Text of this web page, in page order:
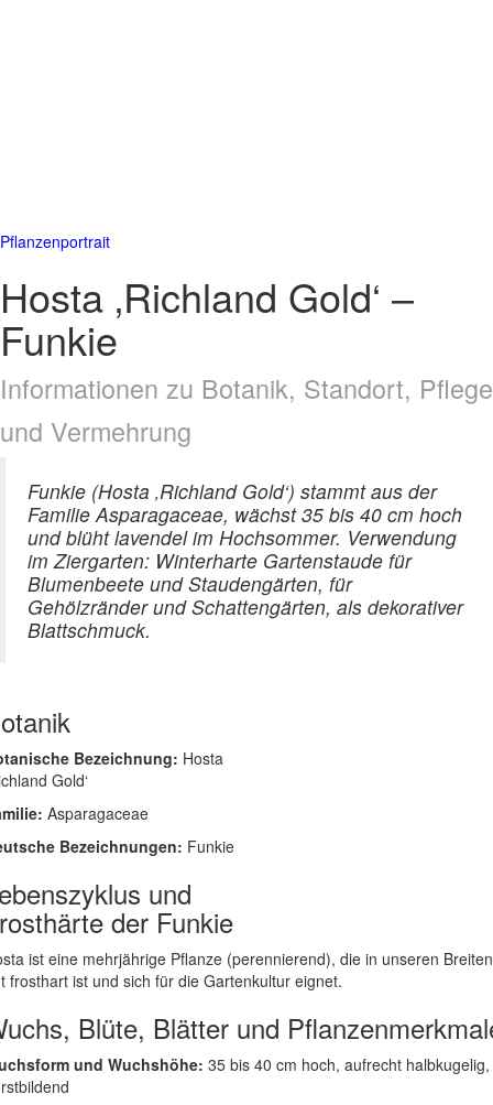
Pflanzenportrait
Hosta ‚Richland Gold‘ –
Funkie
Informationen zu Botanik, Standort, Pflege
und Vermehrung
Funkie (Hosta ‚Richland Gold‘) stammt aus der
Familie Asparagaceae, wächst 35 bis 40 cm hoch
und blüht lavendel im Hochsommer. Verwendung
im Ziergarten: Winterharte Gartenstaude für
Blumenbeete und Staudengärten, für
Gehölzränder und Schattengärten, als dekorativer
Blattschmuck.
Bezeichnung: Hosta
Gold‘
Asparagaceae
Bezeichnungen: Funkie
und
der Funkie
ist eine mehrjährige Pflanze (perennierend), die in unseren Breiten
frosthart ist und sich für die Gartenkultur eignet.
Blüte, Blätter und
und Wuchshöhe: 35 bis 40 cm hoch, aufrecht halbkugelig,